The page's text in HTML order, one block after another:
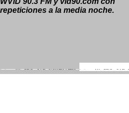
repeticiones a la media noche.